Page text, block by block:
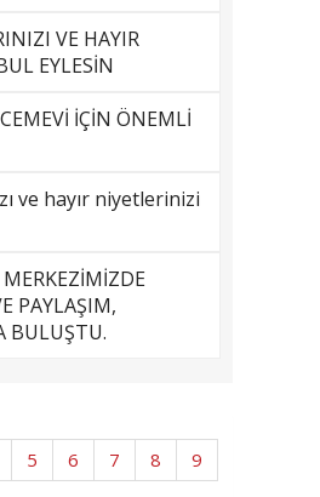
VE HAYIR
EYLESİN
İÇİN ÖNEMLİ
ve hayır niyetlerinizi
PAYLAŞIM,
BULUŞTU.
5 6 7 8
9